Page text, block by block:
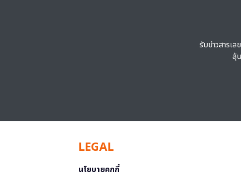
รับข่าวสารเ
ลุ้
LEGAL
นโยบายคุกกี้